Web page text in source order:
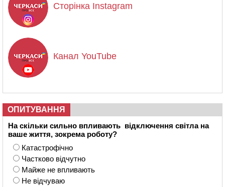
Сторінка Instagram
Канал YouTube
ОПИТУВАННЯ
На скільки сильно впливають відключення світла на
ваше життя, зокрема роботу?
Катастрофічно
Частково відчутно
Майже не впливають
Не відчуваю